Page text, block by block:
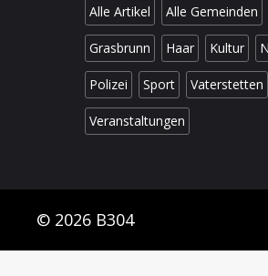
Alle Artikel Alle Gemeinden
Grasbrunn Haar Kultur
Polizei Sport Vaterstetten
Veranstaltungen
© 2026 B304